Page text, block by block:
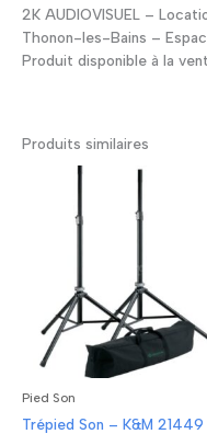
2K AUDIOVISUEL –
Thonon-les-Bains –
Produit disponible à la
Produits similaires
Pied Son
Trépied Son – K&M